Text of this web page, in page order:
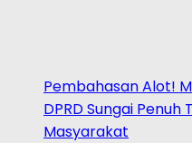
Pembahasan Alot!
DPRD Sungai
Masyarakat